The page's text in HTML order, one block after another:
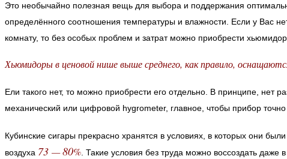
Это необычайно полезная вещь для выбора и поддержания
определённого соотношения температуры и влажности. Если у Вас
комнату, то без особых проблем и затрат можно приобрести
Хьюмидоры в ценовой нише выше среднего, как правило,
Ели такого нет, то можно приобрести его отдельно. В принципе, нет
механический или цифровой hygrometer, главное, чтобы прибор точно
Кубинские сигары прекрасно хранятся в условиях, в которых они
воздуха 73 —80% . Такие условия без труда можно воссоздать